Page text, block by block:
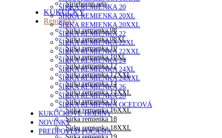
Strieborné sety
KUKUČKY
Remienky
Šírka remienka 08
Šírka remienka 08XL
Šírka remienka 10
Šírka remienka 10XL
Šírka remienka 12
Šírka remienka 12XXL
Šírka remienka 14
Šírka remienka 14XXL
Šírka remienka 16
Šírka remienka 16XXL
Šírka remienka 18
Šírka remienka 18XXL
Šírka remienka 19
ŠÍRKA REMIENKA 20
ŠÍRKA REMIENKA 20XL
ŠÍRKA REMIENKA 20XXL
ŠÍRKA REMIENKA 22
ŠÍRKA REMIENKA 22XL
ŠÍRKA REMIENKA 22XXL
ŠÍRKA REMIENKA 24
ŠÍRKA REMIENKA 24XL
ŠÍRKA REMIENKA 24XXL
ŠÍRKA REMIENKA 26
ŠÍRKA REMIENKA 28
ŠÍRKA REMIENKA OCEĽOVÁ
KUKUČKOVÉ HODINY
NOVINKY
PREDPOVEĎ POČASIA